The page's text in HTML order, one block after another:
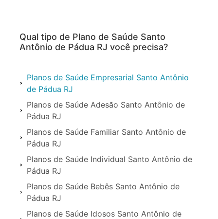
Qual tipo de Plano de Saúde Santo
Antônio de Pádua RJ você precisa?
Planos de Saúde Empresarial Santo Antônio
de Pádua RJ
Planos de Saúde Adesão Santo Antônio de
Pádua RJ
Planos de Saúde Familiar Santo Antônio de
Pádua RJ
Planos de Saúde Individual Santo Antônio de
Pádua RJ
Planos de Saúde Bebês Santo Antônio de
Pádua RJ
Planos de Saúde Idosos Santo Antônio de